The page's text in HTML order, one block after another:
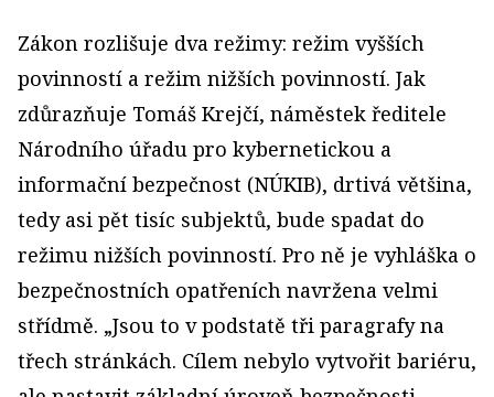
Zákon rozlišuje dva režimy: režim vyšších
povinností a režim nižších povinností. Jak
zdůrazňuje Tomáš Krejčí, náměstek ředitele
Národního úřadu pro kybernetickou a
informační bezpečnost (NÚKIB), drtivá většina,
tedy asi pět tisíc subjektů, bude spadat do
režimu nižších povinností. Pro ně je vyhláška o
bezpečnostních opatřeních navržena velmi
střídmě. „Jsou to v podstatě tři paragrafy na
třech stránkách. Cílem nebylo vytvořit bariéru,